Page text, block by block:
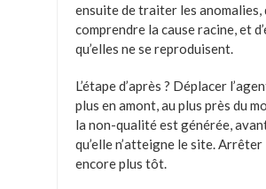
ensuite de traiter les anomalies,
comprendre la cause racine, et
qu’elles ne se reproduisent.
L’étape d’après ? Déplacer
plus en amont, au plus près du
la non-qualité est générée,
qu’elle n’atteigne le site. Arrêter
encore plus tôt.